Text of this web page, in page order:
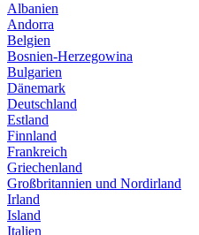
Albanien
Andorra
Belgien
Bosnien-Herzegowina
Bulgarien
Dänemark
Deutschland
Estland
Finnland
Frankreich
Griechenland
Großbritannien und Nordirland
Irland
Island
Italien